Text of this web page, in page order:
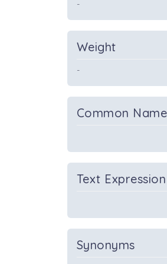
-
Weight
-
Common Name
Text Expression
Synonyms